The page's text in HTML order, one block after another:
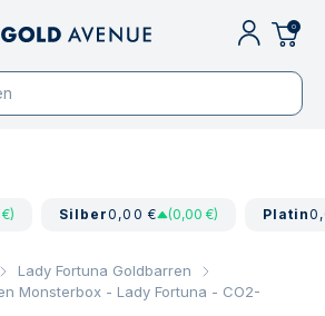
0
Silber0,00 € (0,00 €) Platin
Lady Fortuna Goldbarren
Monsterbox - Lady Fortuna - CO2-